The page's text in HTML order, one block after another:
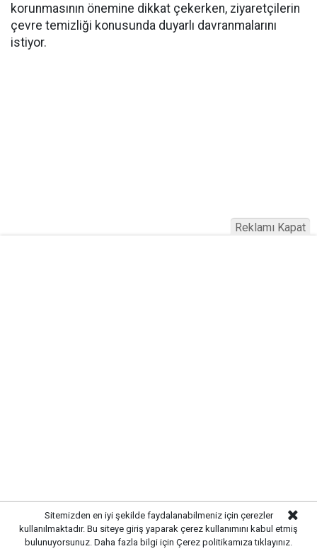
korunmasının önemine dikkat çekerken, ziyaretçilerin
çevre temizliği konusunda duyarlı davranmalarını
istiyor.
dinlenmek hem de doğayla iç içe vakit geçirmek
isteyenler için önemli bir alternatif oluşturuyor.
Kırıkkale'ye yakınlığı sayesinde ulaşım kolaylığı
sağlayan bölge, her geçen gün daha fazla ziyaretçiyi
Sitemizden en iyi şekilde faydalanabilmeniz için çerezler
kullanılmaktadır. Bu siteye giriş yaparak çerez kullanımını kabul etmiş
bulunuyorsunuz. Daha fazla bilgi için Çerez politikamıza tıklayınız.
Reklamı Kapat